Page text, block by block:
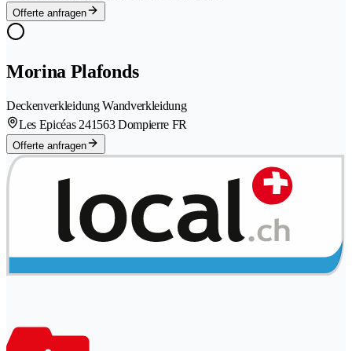
Offerte anfragen
Morina Plafonds
Deckenverkleidung Wandverkleidung
Les Epicéas 241563 Dompierre FR
Offerte anfragen